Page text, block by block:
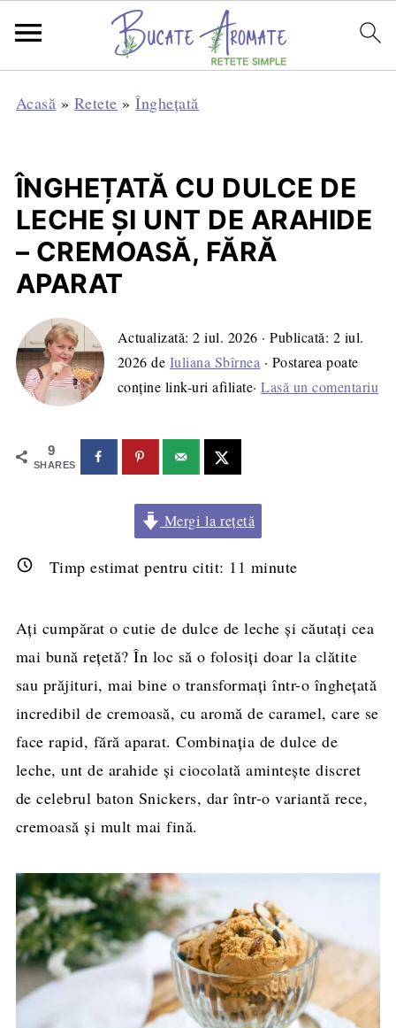
Acasă » Retete »Înghețată
ÎNGHEȚATĂ CU DULCE DE
LECHE ȘI UNT DE ARAHIDE
– CREMOASĂ, FĂRĂ
APARAT
Actualizată:2 iul. 2026 · Publicată: 2 iul.
2026 de Iuliana Sbîrnea · Postarea poate
conține link-uri afiliate·Lasă un comentariu
9
SHARES
Mergi la rețetă
Timp estimat pentru citit: 11 minute
Ați cumpărat o cutie de dulce de leche și căutați cea
mai bună rețetă? În loc să o folosiți doar la clătite
sau prăjituri, mai bine o transformați într-o înghețată
incredibil de cremoasă, cu aromă de caramel, care se
face rapid, fără aparat. Combinația de dulce de
leche, unt de arahide și ciocolată amintește discret
de celebrul baton Snickers, dar într-o variantă rece,
cremoasă și mult mai fină.